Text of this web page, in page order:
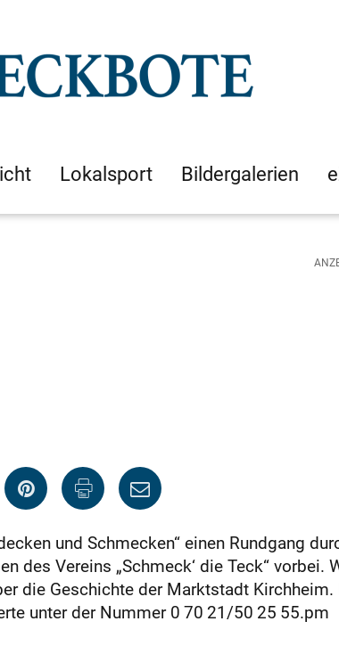
Lokalsport Bildergalerien
und Schmecken“ einen Rundgang
des Vereins „Schmeck‘ die Teck“ vorbei.
die Geschichte der Marktstadt Kirchheim.
unter der Nummer 0 70 21/50 25 55.pm